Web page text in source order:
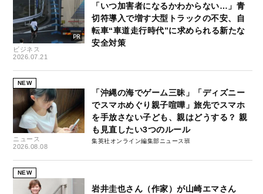
ビジネス
2026.07.21
「いつ加害者になるかわからない…」青
切符導入で増す大型トラックの不安、自
転車“車道走行時代”に求められる新たな
安全対策
NEW
ニュース
2026.08.08
「沖縄の海でゲーム三昧」「ディズニー
でスマホめぐり親子喧嘩」旅先でスマホ
を手放さない子ども、親はどうする？ 親
も見直したい3つのルール
集英社オンライン編集部ニュース班
NEW
岩井圭也さん（作家）が山崎エマさん